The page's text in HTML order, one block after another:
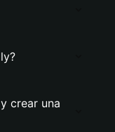
crear una